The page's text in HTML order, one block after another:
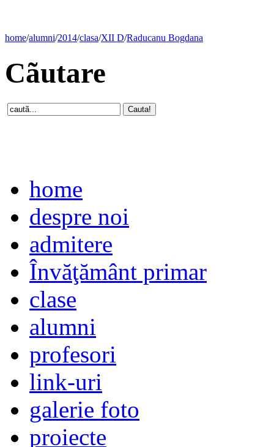
home/alumni/2014/clasa/XII D/Raducanu Bogdana
Cãutare
home
despre noi
admitere
Învăţământ primar
clase
alumni
profesori
link-uri
galerie foto
proiecte